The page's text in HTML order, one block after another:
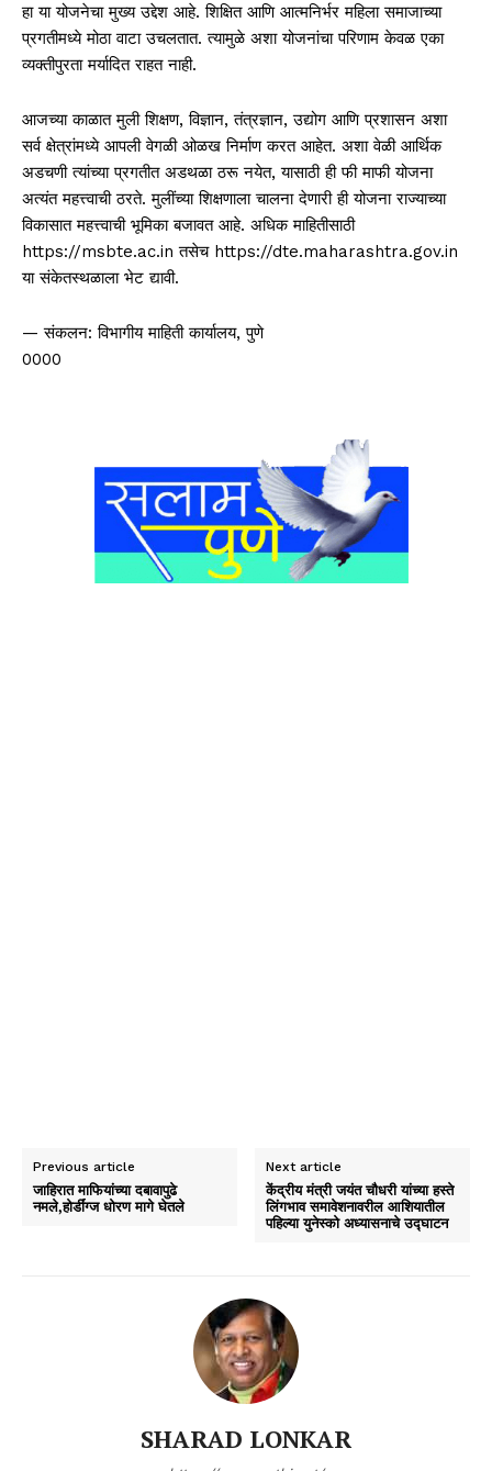
हा या योजनेचा मुख्य उद्देश आहे. शिक्षित आणि आत्मनिर्भर महिला समाजाच्या
प्रगतीमध्ये मोठा वाटा उचलतात. त्यामुळे अशा योजनांचा परिणाम केवळ एका
व्यक्तीपुरता मर्यादित राहत नाही.
आजच्या काळात मुली शिक्षण, विज्ञान, तंत्रज्ञान, उद्योग आणि प्रशासन अशा
सर्व क्षेत्रांमध्ये आपली वेगळी ओळख निर्माण करत आहेत. अशा वेळी आर्थिक
अडचणी त्यांच्या प्रगतीत अडथळा ठरू नयेत, यासाठी ही फी माफी योजना
अत्यंत महत्त्वाची ठरते. मुलींच्या शिक्षणाला चालना देणारी ही योजना राज्याच्या
विकासात महत्त्वाची भूमिका बजावत आहे. अधिक माहितीसाठी
https://msbte.ac.in तसेच https://dte.maharashtra.gov.in
या संकेतस्थळाला भेट द्यावी.
— संकलन: विभागीय माहिती कार्यालय, पुणे
0000
Previous article
जाहिरात माफियांच्या दबावापुढे
नमले,होर्डींग्ज धोरण मागे घेतले
Next article
केंद्रीय मंत्री जयंत चौधरी यांच्या हस्ते
लिंगभाव समावेशनावरील आशियातील
पहिल्या युनेस्को अध्यासनाचे उद्घाटन
SHARAD LONKAR